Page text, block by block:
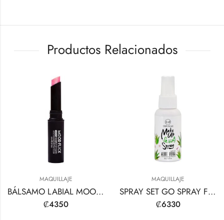
Productos Relacionados
MAQUILLAJE
BÁLSAMO LABIAL MOOD FLICK HOLO-SPARKLE
₡4350
MAQUILLAJE
SPRAY SET GO SPRAY FIJADOR DE MAQUILLAJE
₡6330